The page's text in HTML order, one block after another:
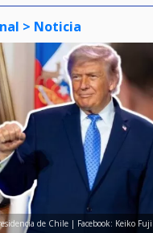
> Noticia
de Chile | Facebook: Keiko